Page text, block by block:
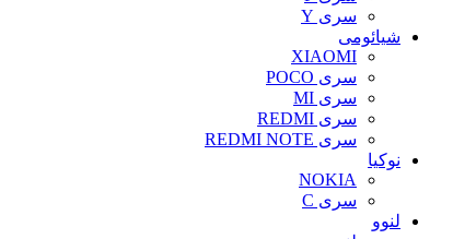
سری Y
شیائومی
XIAOMI
سری POCO
سری MI
سری REDMI
سری REDMI NOTE
نوکیا
NOKIA
سری C
لنوو